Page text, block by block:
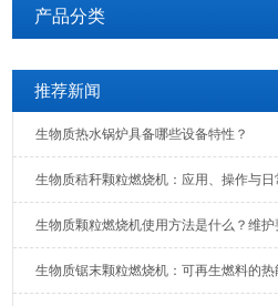
产品分类
推荐新闻
生物质热水锅炉具备哪些设备特性？
生物质秸秆颗粒燃烧机：应用、操作与
生物质颗粒燃烧机使用方法是什么？维
生物质锯末颗粒燃烧机：可再生燃料的